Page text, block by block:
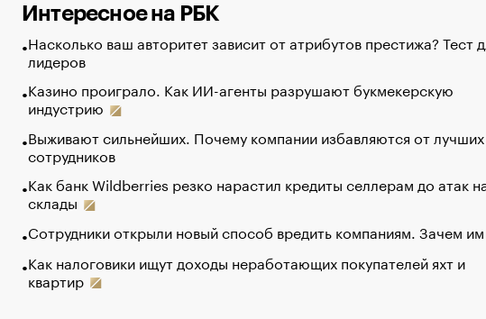
Интересное на РБК
Насколько ваш авторитет зависит от атрибутов престижа? Тест
лидеров
Казино проиграло. Как ИИ-агенты разрушают букмекерскую
индустрию
Выживают сильнейших. Почему компании избавляются от лучших
сотрудников
Как банк Wildberries резко нарастил кредиты селлерам до атак
склады
Сотрудники открыли новый способ вредить компаниям. Зачем
Как налоговики ищут доходы неработающих покупателей яхт и
квартир